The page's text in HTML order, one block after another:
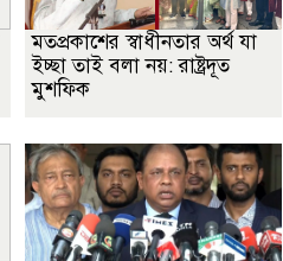
মতপ্রকাশের স্বাধীনতার অর্থ যা
ইচ্ছা তাই বলা নয়: রাষ্ট্রদূত
মুশফিক